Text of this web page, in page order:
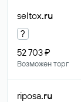
seltox.ru
?
52 703 ₽
Возможен торг
riposa.ru